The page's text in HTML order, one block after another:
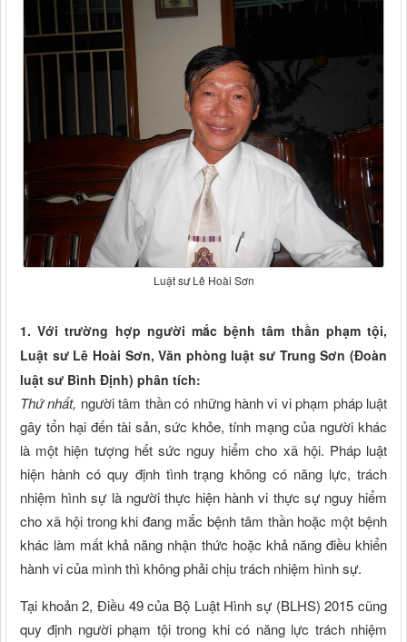
Luật sư Lê Hoài Sơn
1. Với trường hợp người mắc bệnh tâm thần phạm tội,
Luật sư Lê Hoài Sơn, Văn phòng luật sư Trung Sơn (Đoàn
luật sư Bình Định) phân tích:
Thứ nhất, người tâm thần có những hành vi vi phạm pháp luật
gây tổn hại đến tài sản, sức khỏe, tính mạng của người khác
là một hiện tượng hết sức nguy hiểm cho xã hội. Pháp luật
hiện hành có quy định tình trạng không có năng lực, trách
nhiệm hình sự là người thực hiện hành vi thực sự nguy hiểm
cho xã hội trong khi đang mắc bệnh tâm thần hoặc một bệnh
khác làm mất khả năng nhận thức hoặc khả năng điều khiển
hành vi của mình thì không phải chịu trách nhiệm hình sự.
Tại khoản 2, Điều 49 của Bộ Luật Hình sự (BLHS) 2015 cũng
quy định người phạm tội trong khi có năng lực trách nhiệm